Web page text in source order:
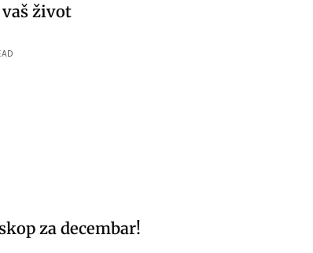
život
za decembar!